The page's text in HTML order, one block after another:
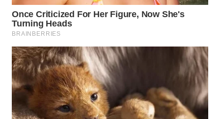
WN
PADANG
LAWAS
WN
SUMEDANG
WN
CIANJUR